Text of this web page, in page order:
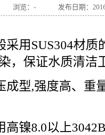
浏览： - 发布日期：
采用SUS304材
，保证水质清洁
成型,强度高、重
高镍8.0以上